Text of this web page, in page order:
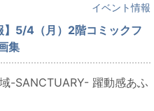
イベント情報
】5/4（月）2階コミックフ
集
-SANCTUARY- 躍動感あふ